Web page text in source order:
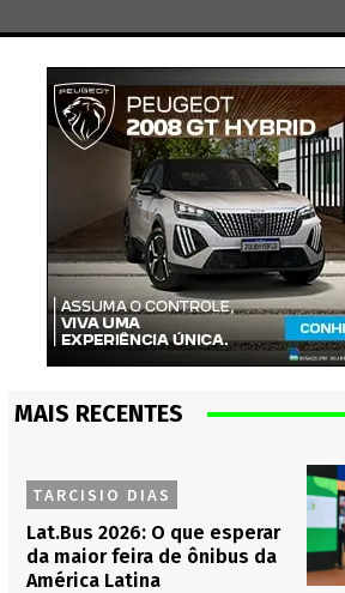
MAIS RECENTES
TARCISIO DIAS
Lat.Bus 2026: O que esperar
da maior feira de ônibus da
América Latina